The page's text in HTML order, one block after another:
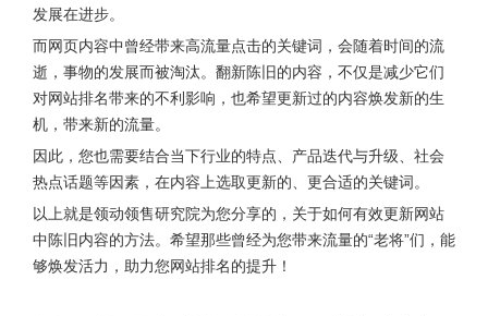
发展在进步。
而网页内容中曾经带来高流量点击的关键词，会随着时间的流
逝，事物的发展而被淘汰。翻新陈旧的内容，不仅是减少它们
对网站排名带来的不利影响，也希望更新过的内容焕发新的生
机，带来新的流量。
因此，您也需要结合当下行业的特点、产品迭代与升级、社会
热点话题等因素，在内容上选取更新的、更合适的关键词。
以上就是领动领售研究院为您分享的，关于如何有效更新网站
中陈旧内容的方法。希望那些曾经为您带来流量的“老将”们，能
够焕发活力，助力您网站排名的提升！